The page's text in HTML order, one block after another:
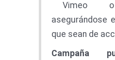
Vimeo o
asegurándose
que sean de
Campaña